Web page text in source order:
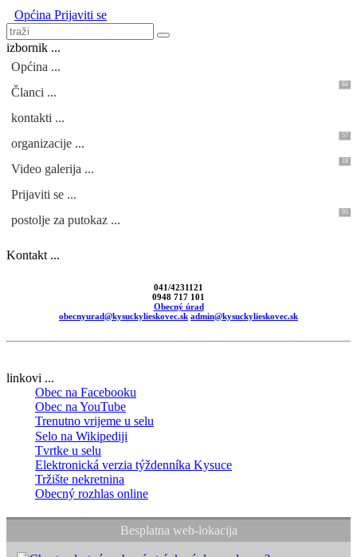
Općina Prijaviti se
izbornik ...
Općina ...
Članci ...
84
kontakti ...
organizacije ...
57
Video galerija ...
18
Prijaviti se ...
postolje za putokaz ...
95
Kontakt ...
041/4231121
0948 717 101
Obecný úrad
obecnyurad@kysuckylieskovec.sk admin@kysuckylieskovec.sk
linkovi ...
Obec na Facebooku
Obec na YouTube
Trenutno vrijeme u selu
Selo na Wikipediji
Tvrtke u selu
Elektronická verzia týždenníka Kysuce
Tržište nekretnina
Obecný rozhlas online
Besplatna web-lokacija